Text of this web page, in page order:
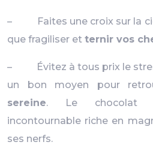
– Faites une croix sur la
que fragiliser et ternir vos
– Évitez à tous prix le
un bon moyen pour
sereine. Le chocolat
incontournable riche en
ses nerfs.